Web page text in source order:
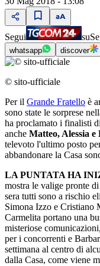
Segui su
whatsapp discover
© sito-ufficiale
Per il Grande Fratello è
sono state le sorprese
ha proclamato i finalisti
anche Matteo, Alessia e
televoto l'ultimo posto
abbandonare la Casa
LA PUNTATA HA
mostra le valige pronte
sera tutti sono a rischio
Simona Izzo e Cristiano
Carmelita portano una
misteriose
per i concorrenti e
settimana al centro di
dalla Casa, come viene